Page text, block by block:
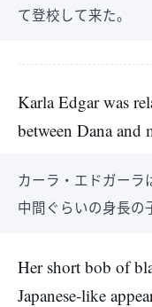
て登校して来た。
Karla Edgar was
between Dana and
カーラ・エドガーラ
中間ぐらいの身長の
Her short bob of
Japanese-like